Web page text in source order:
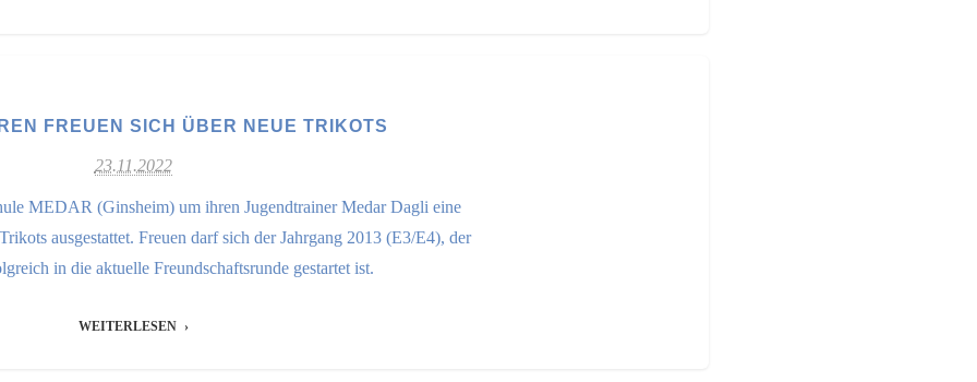
FREUEN SICH ÜBER NEUE TRIKOTS
23.11.2022
MEDAR (Ginsheim) um ihren Jugendtrainer Medar Dagli eine
ausgestattet. Freuen darf sich der Jahrgang 2013 (E3/E4), der
in die aktuelle Freundschaftsrunde gestartet ist.
WEITERLESEN